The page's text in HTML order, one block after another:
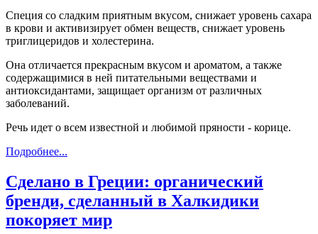
Специя со сладким приятным вкусом, снижает уровень сахара
в крови и активизирует обмен веществ, снижает уровень
триглицеридов и холестерина.
Она отличается прекрасным вкусом и ароматом, а также
содержащимися в ней питательными веществами и
антиоксидантами, защищает организм от различных
заболеваний.
Речь идет о всем известной и любимой пряности - корице.
Подробнее...
Сделано в Греции: органический
бренди, сделанный в Халкидики
покоряет мир